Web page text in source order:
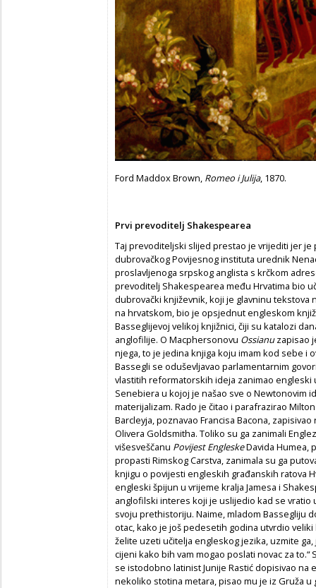
Ford Maddox Brown, Romeo i Julija, 1870.
Prvi prevoditelj Shakespearea
Taj prevoditeljski slijed prestao je vrijediti jer
dubrovačkog Povijesnog instituta urednik
proslavljenoga srpskog anglista s krčkom
prevoditelj Shakespearea među Hrvatima bio
dubrovački književnik, koji je glavninu tekstova
na hrvatskom, bio je opsjednut engleskom
Basseglijevoj velikoj knjižnici, čiji su katalozi
anglofilije. O Macphersonovu Ossianuzapisao
njega, to je jedina knjiga koju imam kod sebe i
Bassegli se oduševljavao parlamentarnim
vlastitih reformatorskih ideja zanimao engleski
Senebiera u kojoj je našao sve o Newtonovim
materijalizam. Rado je čitao i parafrazirao
Barcleyja, poznavao Francisa Bacona,
Olivera Goldsmitha. Toliko su ga zanimali
višesveščanu Povijest EngleskeDavida Humea,
propasti Rimskog Carstva, zanimala su ga
knjigu o povijesti engleskih građanskih ratova
engleski špijun u vrijeme kralja Jamesa i
anglofilski interes koji je uslijedio kad se vratio
svoju prethistoriju. Naime, mladom Bassegliju
otac, kako je još pedesetih godina utvrdio veliki
želite uzeti učitelja engleskog jezika, uzmite
cijeni kako bih vam mogao poslati novac za
se istodobno latinist Junije Rastić dopisivao
nekoliko stotina metara, pisao mu je iz Gruža u